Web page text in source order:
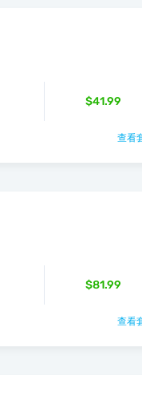
$41.99
查看
$81.99
查看